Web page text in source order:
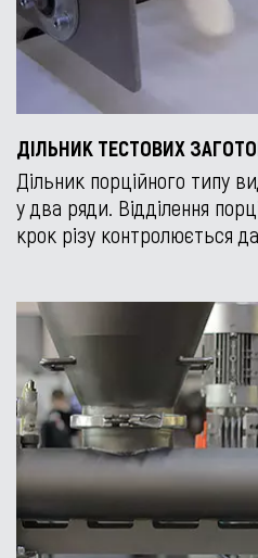
ДІЛЬНИК ТЕСТОВИХ
Дільник порційного типу
у два ряди. Відділення
крок різу контролюється